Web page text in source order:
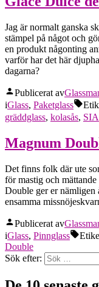
Jag är normalt ganska
stämpel på något och
en produkt någonting
varför har det här
dagarna?
Publicerat av
iGlass, Paketglass
gräddglass, kolasås, SIA
Magnum
Det finns folk där ute
för mastig och
Double ger er
ensamma
Publicerat av
iGlass, Pinnglass
Double
Sök efter: